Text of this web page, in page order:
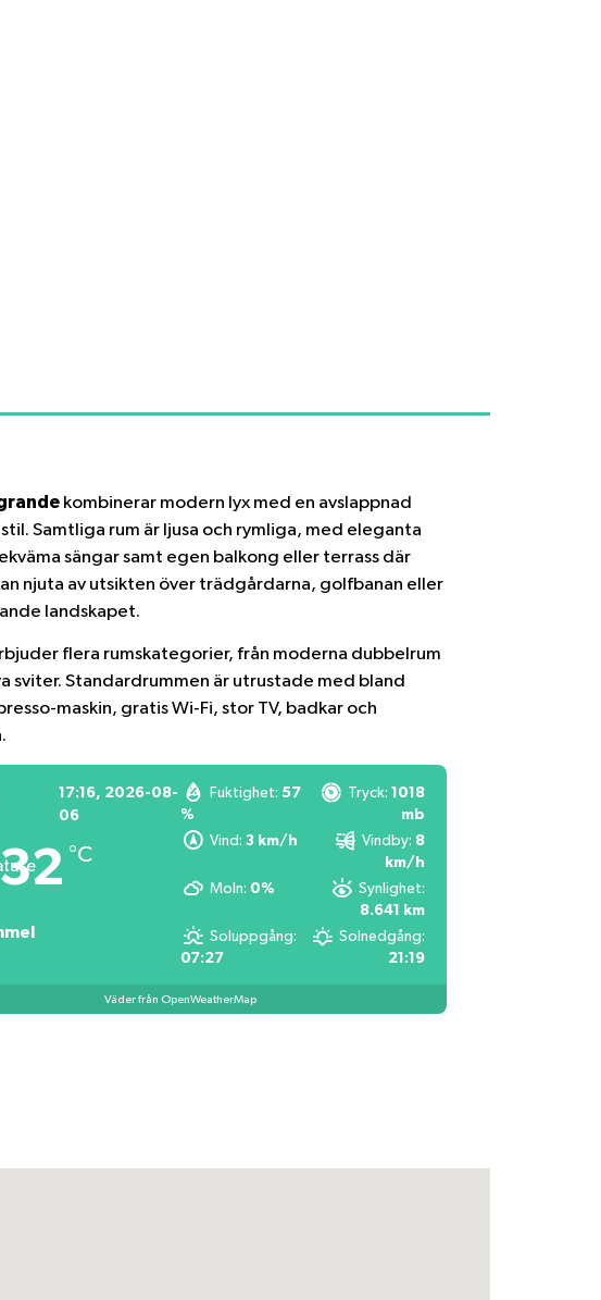
kombinerar modern lyx med en avslappnad
stil. Samtliga rum är ljusa och rymliga, med eleganta
sängar samt egen balkong eller terrass där
njuta av utsikten över trädgårdarna, golfbanan eller
landskapet.
flera rumskategorier, från moderna dubbelrum
sviter. Standardrummen är utrustade med bland
maskin, gratis Wi‑Fi, stor TV, badkar och
17:16, 2026-08-
06
32 °C
Fuktighet: 57
%
Tryck: 1018
mb
Vind: 3 km/h Vindby: 8
km/h
Moln: 0%
Synlighet:
8.641 km
Soluppgång:
07:27
Solnedgång:
21:19
Väder från OpenWeatherMap